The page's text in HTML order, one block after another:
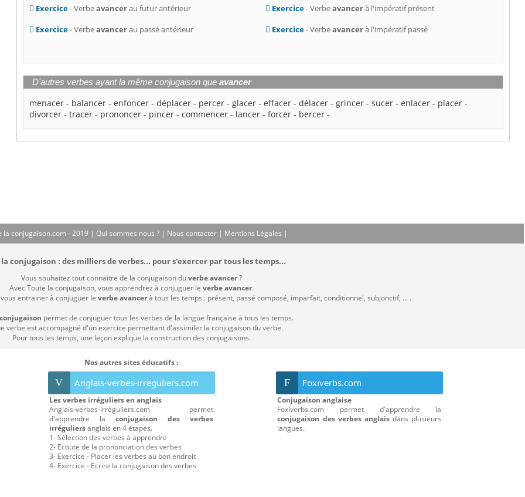
Exercice- Verbeavancerau futur antérieur
Exercice- Verbeavancerau passé antérieur
Exercice- Verbeavancerà l'impératif présent
Exercice- Verbeavancerà l'impératif passé
D'autres verbes ayant la même conjugaison queavancer
menacer - balancer -enfoncer -déplacer - percer -glacer -effacer -délacer -grincer -sucer -enlacer - placer -
divorcer -tracer - prononcer - pincer -commencer - lancer -forcer - bercer -
la conjugaison.com - 2019 | Qui sommes nous ? | Nous contacter | Mentions Légales |
conjugaison : des milliers de verbes... pour s'exercer par tous les temps...
Vous souhaitez tout connaitre de la conjugaison duverbe avancer?
Avec Toute la conjugaison, vous apprendrez à conjuguer le verbe avancer.
entrainer à conjuguer le verbe avancerà tous les temps : présent, passé composé, imparfait, conditionnel, subjonctif, ... .
permet de conjuguer tous les verbes de la langue française à tous les temps.
verbe est accompagné d'un exercice permettant d'assimiler la conjugaison du verbe.
Pour tous les temps, une leçon explique la construction des conjugaisons.
Nos autres sites éducatifs :
V Anglais-verbes-irreguliers.com
Les verbes irréguliers en anglais
Anglais-verbes-irréguliers.com permet
d'apprendre la conjugaison des verbes
irréguliersanglais en 4 étapes.
1- Sélection des verbes à apprendre
2- Ecoute de la prononciation des verbes
3- Exercice - Placer les verbes au bon endroit
4- Exercice - Ecrire la conjugaison des verbes
F Foxiverbs.com
Conjugaison anglaise
Foxiverbs.com permet d'apprendre la
conjugaison des verbes anglaisdans plusieurs
langues.